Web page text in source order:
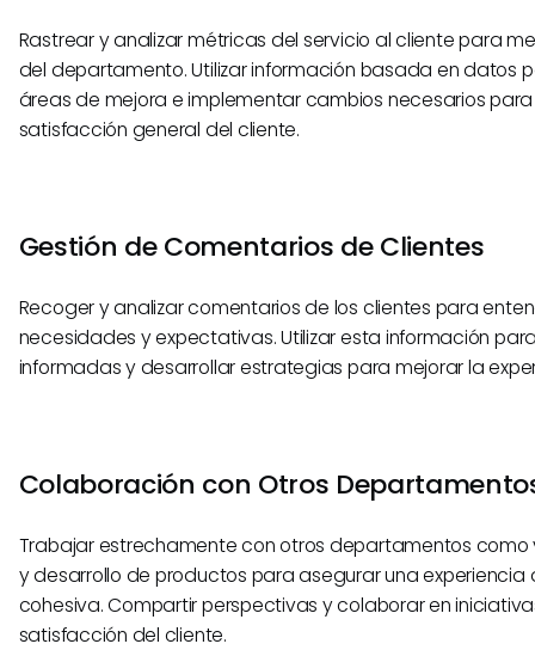
Rastrear y analizar métricas del servicio al cliente para
del departamento. Utilizar información basada en datos
áreas de mejora e implementar cambios necesarios
satisfacción general del cliente.
Gestión de Comentarios de Clientes
Recoger y analizar comentarios de los clientes para
necesidades y expectativas. Utilizar esta información
informadas y desarrollar estrategias para mejorar la
Colaboración con Otros
Trabajar estrechamente con otros departamentos como
y desarrollo de productos para asegurar una experiencia
cohesiva. Compartir perspectivas y colaborar en
satisfacción del cliente.